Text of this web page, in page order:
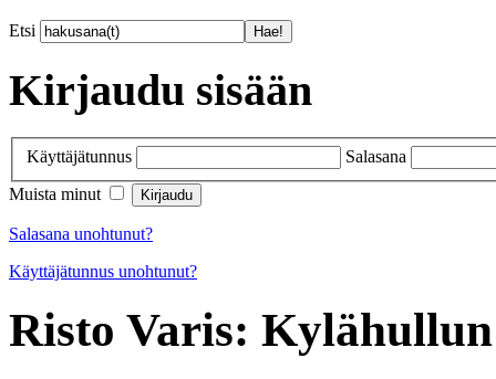
Etsi
Kirjaudu sisään
Käyttäjätunnus
Salasana
Muista minut
Salasana unohtunut?
Käyttäjätunnus unohtunut?
Risto Varis: